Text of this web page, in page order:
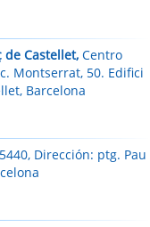
de Castellet, Centro
Montserrat, 50. Edifici
Barcelona
Dirección: ptg. Pau